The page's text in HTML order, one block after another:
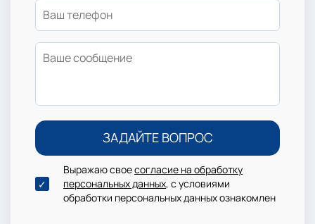
Выражаю своесогласие на обработку
персональных данных, с условиями
обработки персональных данных ознакомлен